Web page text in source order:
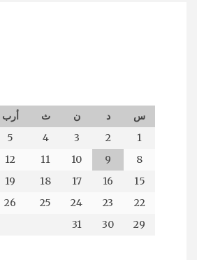
س د ن ث أرب
1
2
3
4
5
8
9
10
11
12
15
16
17
18
19
22
23
24
25
26
29
30
31